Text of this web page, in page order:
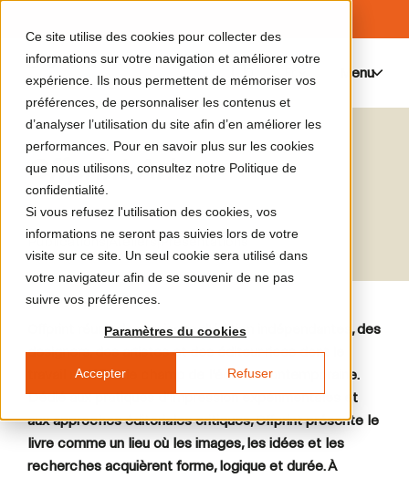
Ce site utilise des cookies pour collecter des
informations sur votre navigation et améliorer votre
expérience. Ils nous permettent de mémoriser vos
préférences, de personnaliser les contenus et
d’analyser l’utilisation du site afin d’en améliorer les
performances. Pour en savoir plus sur les cookies
que nous utilisons, consultez notre Politique de
confidentialité.
Si vous refusez l'utilisation des cookies, vos
informations ne seront pas suivies lors de votre
visite sur ce site. Un seul cookie sera utilisé dans
votre navigateur afin de se souvenir de ne pas
suivre vos préférences.
Paramètres du cookies
Accepter Refuser
Menu
Offprint Arles
Publications|Ateliers Présentations
Offprint réunit des maisons d’édition indépendantes, des
designers, des artistes et des éditeur·rices dont le
travail redéfinit le champ de l’édition contemporaine.
Dédié aux pratiques d’impression expérimentales et
aux approches éditoriales critiques, Offprint présente le
livre comme un lieu où les images, les idées et les
recherches acquièrent forme, logique et durée. À